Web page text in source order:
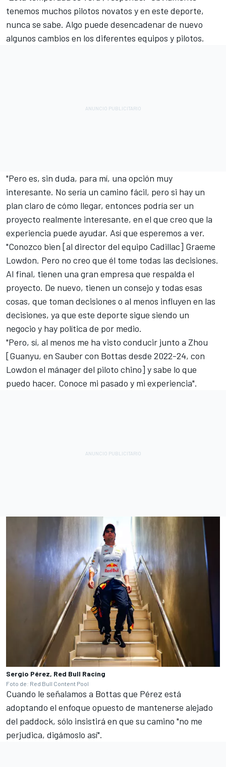
tenemos muchos pilotos novatos y en este deporte,
nunca se sabe. Algo puede desencadenar de nuevo
algunos cambios en los diferentes equipos y pilotos.
"Pero es, sin duda, para mí, una opción muy
interesante. No sería un camino fácil, pero si hay un
plan claro de cómo llegar, entonces podría ser un
proyecto realmente interesante, en el que creo que la
experiencia puede ayudar. Así que esperemos a ver.
"Conozco bien [al director del equipo Cadillac] Graeme
Lowdon. Pero no creo que él tome todas las decisiones.
Al final, tienen una gran empresa que respalda el
proyecto. De nuevo, tienen un consejo y todas esas
cosas, que toman decisiones o al menos influyen en las
decisiones, ya que este deporte sigue siendo un
negocio y hay política de por medio.
"Pero, sí, al menos me ha visto conducir junto a Zhou
[Guanyu, en Sauber con Bottas desde 2022-24, con
Lowdon el mánager del piloto chino] y sabe lo que
puedo hacer. Conoce mi pasado y mi experiencia".
Sergio Pérez, Red Bull Racing
Foto de: Red Bull Content Pool
Cuando le señalamos a Bottas que Pérez está
adoptando el enfoque opuesto de mantenerse alejado
del paddock, sólo insistirá en que su camino "no me
perjudica, digámoslo así".